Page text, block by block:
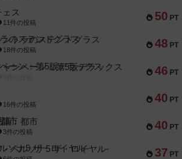
50 PT
ス
11件の投稿
48 PT
トラのステンドグラス
18件の投稿
46 PT
ンペーン：第5版デラックス
40 PT
16件の投稿
40 PT
：都市
3件の投稿
37 PT
- ペルソナ5 ザ・ロイヤル-